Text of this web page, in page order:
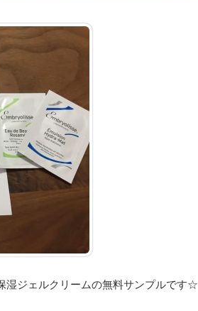
湿ジェルクリームの無料サンプルです☆